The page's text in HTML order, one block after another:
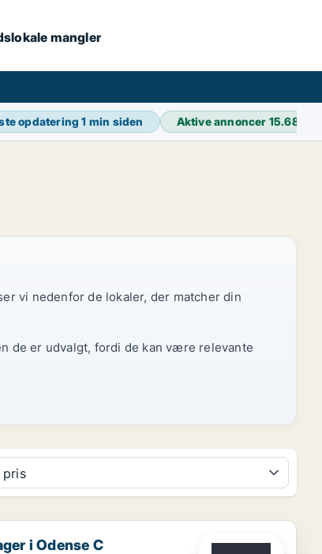
mangler
opdatering1 min siden Aktive annoncer 15.686
vi nedenfor de lokaler, der matcher din
de er udvalgt, fordi de kan være relevante
i Odense C
i Odense C